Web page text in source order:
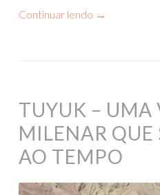
Continuar lendo →
TUYUK – UMA
MILENAR QUE
AO TEMPO